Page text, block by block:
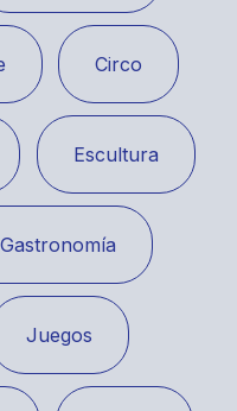
Circo
Escultura
Gastronomía
Juegos